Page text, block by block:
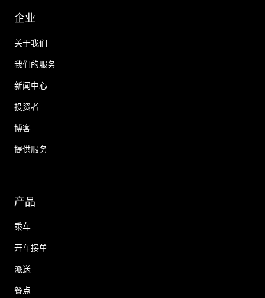
企业
关于我们
我们的服务
新闻中心
投资者
博客
提供服务
产品
乘车
开车接单
派送
餐点